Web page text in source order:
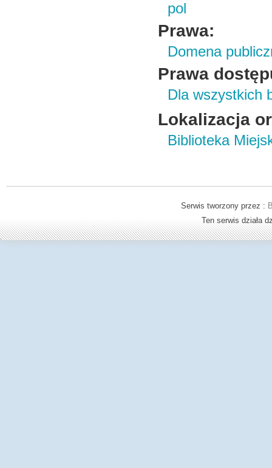
pol
Prawa:
Domena
Prawa
Dla wszystkich
Lokalizacja
Biblioteka
Serwis tworzony przez :
Ten serwis działa